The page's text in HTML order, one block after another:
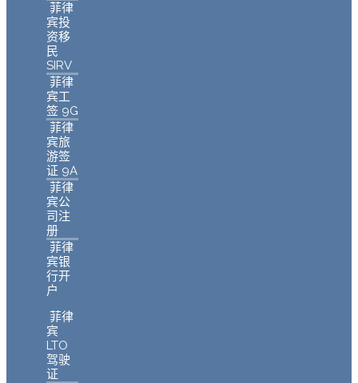
菲律
宾投
资移
民
SIRV
菲律
宾工
签 9G
菲律
宾旅
游签
证 9A
菲律
宾公
司注
册
菲律
宾银
行开
户
菲律
宾
LTO
驾驶
证